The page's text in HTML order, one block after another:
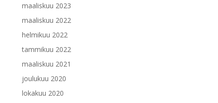
maaliskuu 2023
maaliskuu 2022
helmikuu 2022
tammikuu 2022
maaliskuu 2021
joulukuu 2020
lokakuu 2020